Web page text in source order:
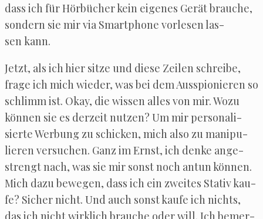
dass ich für Hör­bü­cher kein eige­nes Gerät brau­che,
son­dern sie mir via Smart­pho­ne vor­le­sen las­
sen kann.
Jetzt, als ich hier sit­ze und die­se Zei­len schrei­be,
fra­ge ich mich wie­der, was bei dem Aus­spio­nie­ren so
schlimm ist. Okay, die wis­sen alles von mir. Wozu
kön­nen sie es der­zeit nut­zen? Um mir per­so­na­li­
sier­te Wer­bung zu schi­cken, mich also zu mani­pu­
lie­ren ver­su­chen. Ganz im Ernst, ich den­ke ange­
strengt nach, was sie mir sonst noch antun kön­nen.
Mich dazu bewe­gen, dass ich ein zwei­tes Sta­tiv kau­
fe? Sicher nicht. Und auch sonst kau­fe ich nichts,